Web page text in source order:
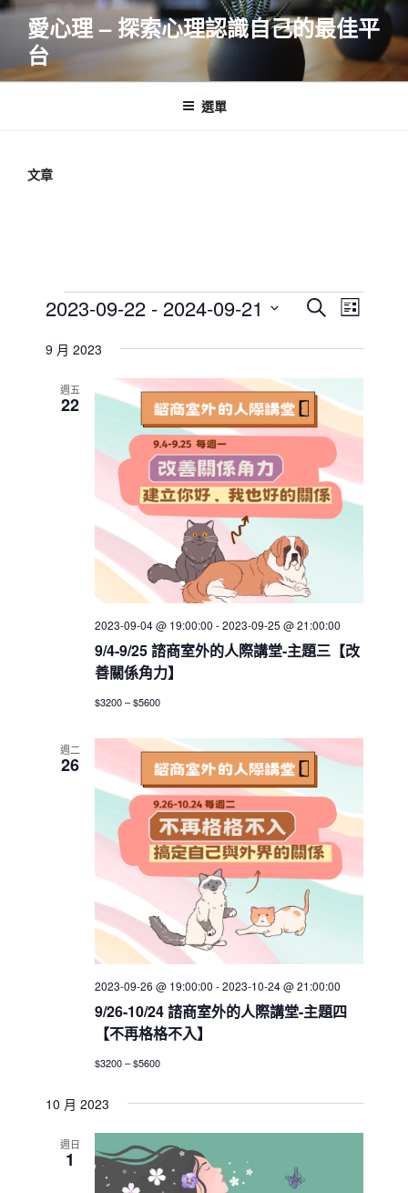
跳
要
愛心理 – 探索心理認識自己的最佳平
台
選單
文章
Events
E
e
t
s
e
a
r
c
h
a
n
d
e
w
s
a
v
i
g
a
t
i
o
S
a
c
h
E
e
n
V
i
w
s
i
a
n
L
t
2023-09-22 - 2024-09-21
e
9 月 2023
週五
22
9/4-9/25 諮商室外的人際講堂-主題三【改
善關係角力】
2023-09-04 @ 19:00:00 -2023-09-25 @ 21:00:00
$3200 – $5600
週二
26
9/26-10/24 諮商室外的人際講堂-主題四
【不再格格不入】
2023-09-26 @ 19:00:00 -2023-10-24 @ 21:00:00
$3200 – $5600
10 月 2023
週日
1